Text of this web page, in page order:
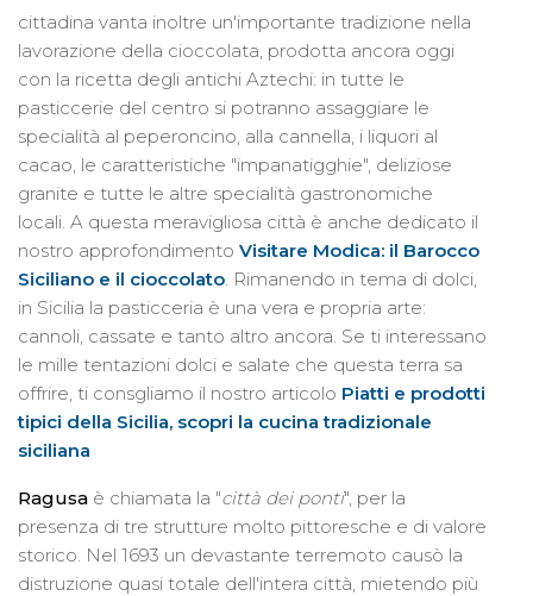
cittadina vanta inoltre un'importante tradizione nella
lavorazione della cioccolata, prodotta ancora oggi
con la ricetta degli antichi Aztechi: in tutte le
pasticcerie del centro si potranno assaggiare le
specialità al peperoncino, alla cannella, i liquori al
cacao, le caratteristiche "impanatigghie", deliziose
granite e tutte le altre specialità gastronomiche
locali. A questa meravigliosa città è anche dedicato il
nostro approfondimento Visitare Modica: il Barocco
Siciliano e il cioccolato . Rimanendo in tema di dolci,
in Sicilia la pasticceria è una vera e propria arte:
cannoli, cassate e tanto altro ancora. Se ti interessano
le mille tentazioni dolci e salate che questa terra sa
offrire, ti consgliamo il nostro articolo Piatti e prodotti
tipici della Sicilia, scopri la cucina tradizionale
siciliana
Ragusa è chiamata la "città dei ponti", per la
presenza di tre strutture molto pittoresche e di valore
storico. Nel 1693 un devastante terremoto causò la
distruzione quasi totale dell'intera città, mietendo più